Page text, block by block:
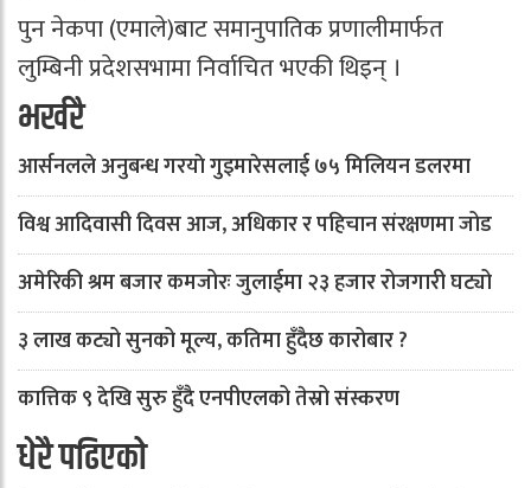
पुन नेकपा (एमाले)बाट समानुपातिक प्रणालीमार्फत
लुम्बिनी प्रदेशसभामा निर्वाचित भएकी थिइन् ।
भर्खरै
आर्सनलले अनुबन्ध गरयाे गुइमारेसलाई ७५ मिलियन डलरमा
विश्व आदिवासी दिवस आज, अधिकार र पहिचान संरक्षणमा जोड
अमेरिकी श्रम बजार कमजोरः जुलाईमा २३ हजार रोजगारी घट्यो
३ लाख कट्यो सुनको मूल्य, कतिमा हुँदैछ कारोबार ?
कात्तिक ९ देखि सुरु हुँदै एनपीएलको तेस्रो संस्करण
धेरै पढिएको